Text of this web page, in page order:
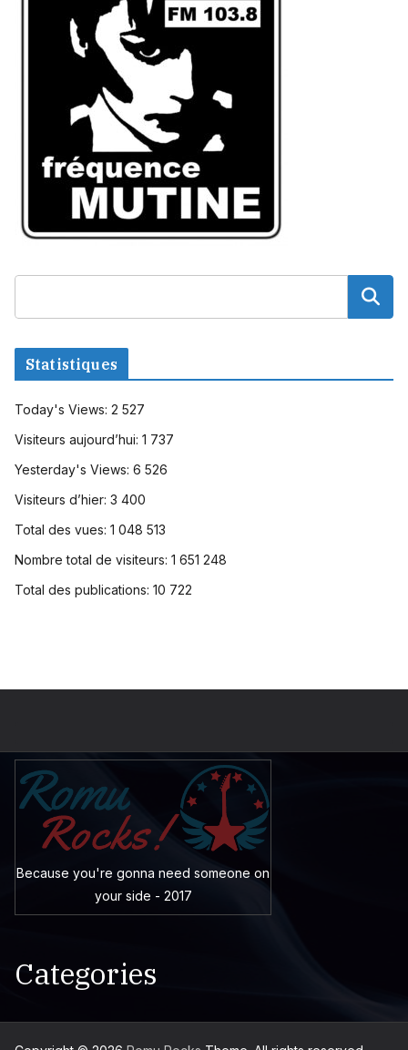
Statistiques
Today's Views: 2 527
Visiteurs aujourd’hui: 1 737
Yesterday's Views: 6 526
Visiteurs d’hier: 3 400
Total des vues: 1 048 513
Nombre total de visiteurs: 1 651 248
Total des publications: 10 722
Because you're gonna need someone on
your side - 2017
Categories